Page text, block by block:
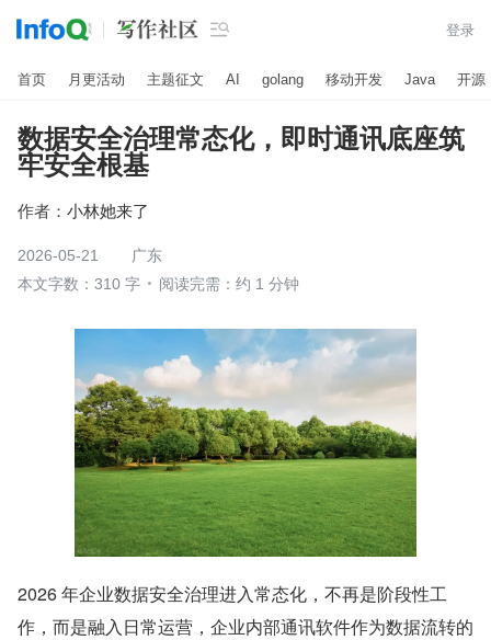
 登录
首页 月更活动 主题征文 AI golang 移动开发 Java 开源
数据安全治理常态化，即时通讯底座筑
牢安全根基
作者： 小林她来了
2026-05-21
广东
本文字数：310 字
阅读完需：约 1 分钟
2026 年企业数据安全治理进入常态化，不再是阶段性工
作，而是融入日常运营，企业内部通讯软件作为数据流转的